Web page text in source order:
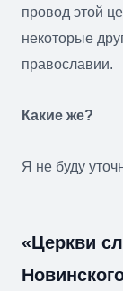
провод этой
некоторые
православии.
Какие же?
Я не буду
«Церкви